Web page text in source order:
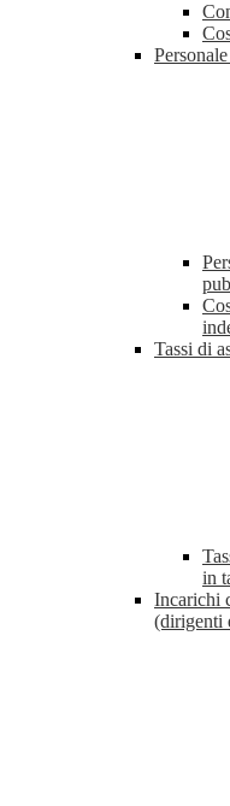
Tassi di
in
Incarichi
(dirigenti